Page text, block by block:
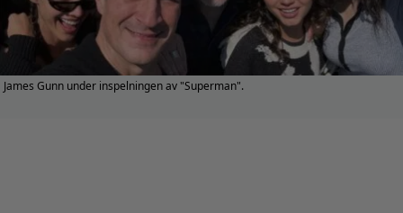
James Gunn under inspelningen av "Superman".